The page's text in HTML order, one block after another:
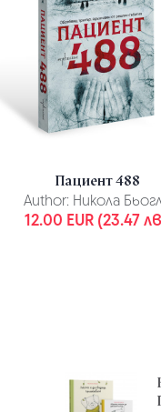
Пациент 488
Author: Никола
12.00 EUR (23.47